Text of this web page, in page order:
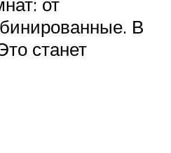
В
станет